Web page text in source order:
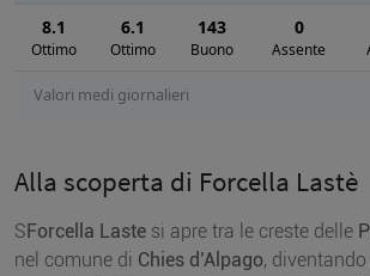
Valori medi giornalieri
8.1
Ottimo
6.1
Ottimo
143
Buono
0
Assente
Alla scoperta di Forcella Lastè
S Forcella Laste si apre tra le creste delle
nel comune di Chies d’Alpago,